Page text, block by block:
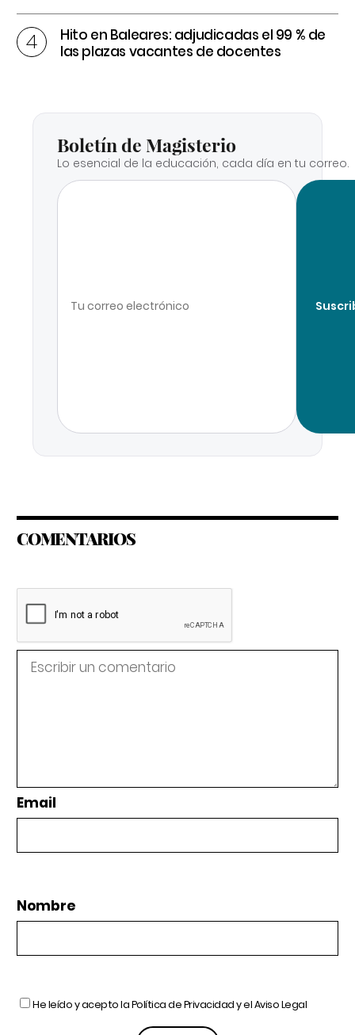
Hito en Baleares: adjudicadas el 99 % de
las plazas vacantes de docentes
Boletín de Magisterio
Lo esencial de la educación, cada día en tu correo.
COMENTARIOS
Email
Nombre
He leído y acepto laPolítica de Privacidady elAviso Legal